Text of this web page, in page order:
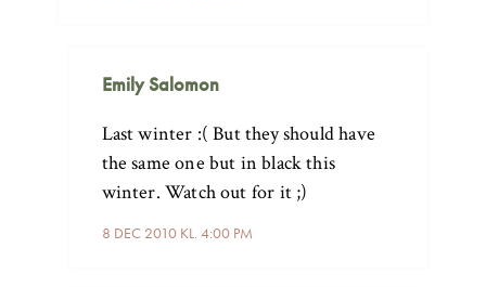
Emily Salomon
8 DEC 2010 KL. 4:00 PM
Last winter :( But they should have
the same one but in black this
winter. Watch out for it ;)